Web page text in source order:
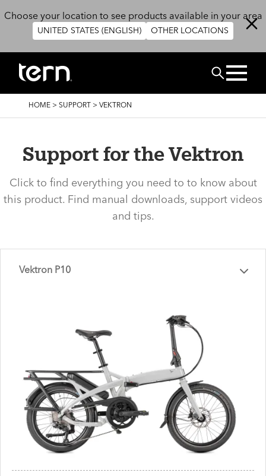
Choose your location to see products available in your area
UNITED STATES (ENGLISH) OTHER LOCATIONS
ZOEK
KRUIMELPAD
HOME > SUPPORT > VEKTRON
Support for the Vektron
Click to find everything you need to to know about
this product. Find manual downloads, support videos
and tips.
Vektron P10